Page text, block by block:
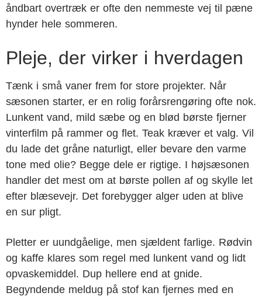
åndbart overtræk er ofte den nemmeste vej til pæne
hynder hele sommeren.
Pleje, der virker i hverdagen
Tænk i små vaner frem for store projekter. Når
sæsonen starter, er en rolig forårsrengøring ofte nok.
Lunkent vand, mild sæbe og en blød børste fjerner
vinterfilm på rammer og flet. Teak kræver et valg. Vil
du lade det gråne naturligt, eller bevare den varme
tone med olie? Begge dele er rigtige. I højsæsonen
handler det mest om at børste pollen af og skylle let
efter blæsevejr. Det forebygger alger uden at blive
en sur pligt.
Pletter er uundgåelige, men sjældent farlige. Rødvin
og kaffe klares som regel med lunkent vand og lidt
opvaskemiddel. Dup hellere end at gnide.
Begyndende meldug på stof kan fjernes med en